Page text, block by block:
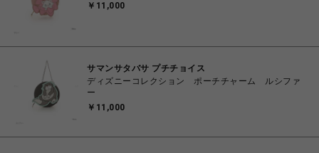
￥11,000
サマンサタバサ プチチョイス
ディズニーコレクション ポーチチャーム ルシファ
ー
￥11,000